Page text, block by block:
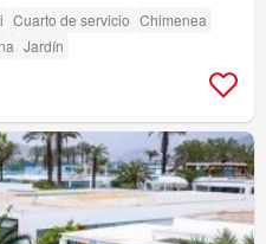
Cuarto de servicio Chimenea
Jardín